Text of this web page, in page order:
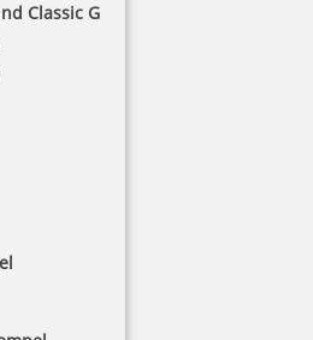
Classic G
2910 P07 60x40 mm